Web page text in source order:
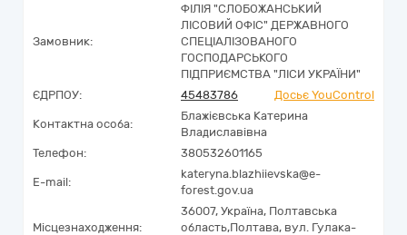
Замовник:
ФІЛІЯ "СЛОБОЖАНСЬКИЙ
ЛІСОВИЙ ОФІС" ДЕРЖАВНОГО
СПЕЦІАЛІЗОВАНОГО
ГОСПОДАРСЬКОГО
ПІДПРИЄМСТВА "ЛІСИ УКРАЇНИ"
ЄДРПОУ:
45483786 Досьє YouControl
Контактна особа:
Блажієвська Катерина
Владиславівна
Телефон:
380532601165
E-mail:
kateryna.blazhiievska@e-
forest.gov.ua
Місцезнаходження:
36007, Україна, Полтавська
область,Полтава, вул. Гулака-